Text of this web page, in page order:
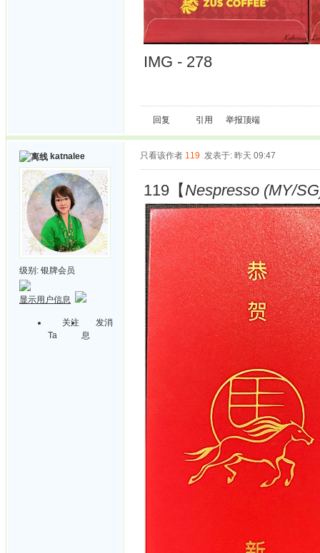
IMG - 278
回复 引用 举报顶端
katnalee
级别: 银牌会员
显示用户信息
关注
Ta
发消
息
只看该作者 119 发表于: 昨天 09:47
119【Nespresso (MY/